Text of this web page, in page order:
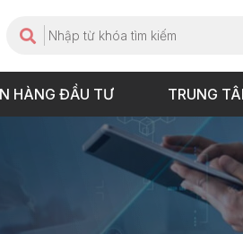
HÀNG ĐẦU TƯ TRUNG